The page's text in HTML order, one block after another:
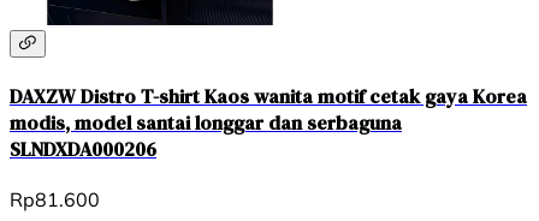
DAXZW Distro T-shirt Kaos wanita motif cetak gaya Korea
modis, model santai longgar dan serbaguna
SLNDXDA000206
Rp81.600